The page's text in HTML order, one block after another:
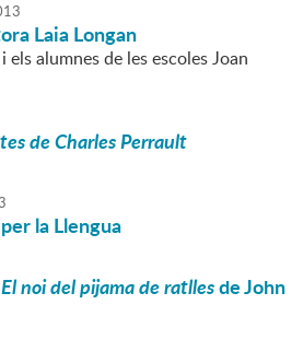
Laia Longan
alumnes de les escoles Joan
de Charles Perrault
la Llengua
El noi del pijama de ratllesde John